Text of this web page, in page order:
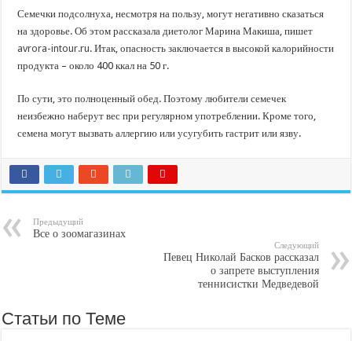
Важные правила обращения в вашу страховую компанию
В городах и районах Кубани отметили День России
Семечки подсолнуха, несмотря на пользу, могут негативно сказаться
на здоровье. Об этом рассказала диетолог Марина Макиша, пишет
avrora-intour.ru. Итак, опасность заключается в высокой калорийности
продукта – около 400 ккал на 50 г.
По сути, это полноценный обед. Поэтому любители семечек
неизбежно наберут вес при регулярном употреблении. Кроме того,
семена могут вызвать аллергию или усугубить гастрит или язву.
Предыдущий
Все о зоомагазинах
Следующий
Певец Николай Басков рассказал
о запрете выступления
теннисистки Медведевой
Статьи по Теме